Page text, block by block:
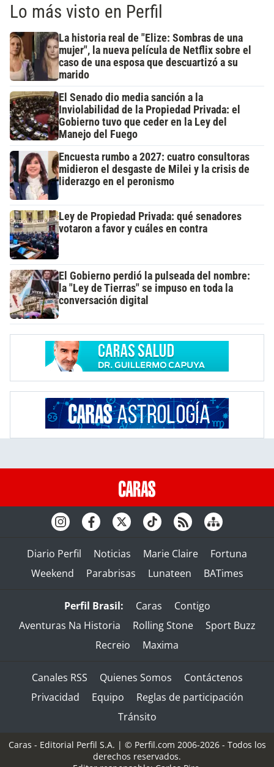
Lo más visto en Perfil
La historia real de "Elize: Sombras de una
mujer", la nueva película de Netflix sobre el
caso de una esposa que descuartizó a su
marido
El Senado dio media sanción a la
Inviolabilidad de la Propiedad Privada: el
Gobierno tuvo que ceder en la Ley del
Manejo del Fuego
Encuesta rumbo a 2027: cuatro consultoras
midieron el desgaste de Milei y la crisis de
liderazgo en el peronismo
Ley de Propiedad Privada: qué senadores
votaron a favor y cuáles en contra
El Gobierno perdió la pulseada del nombre:
la "Ley de Tierras" se impuso en toda la
conversación digital
Diario Perfil Noticias Marie Claire
Fortuna
Weekend
Parabrisas Lunateen BATimes
Perfil Brasil: Caras
Contigo
Aventuras Na Historia
Rolling Stone
Sport Buzz
Recreio
Maxima
Canales RSS Quienes Somos
Contáctenos
Privacidad
Equipo
Reglas de participación
Tránsito
Caras - Editorial Perfil S.A. | © Perfil.com 2006-2026 - Todos los
derechos reservados.